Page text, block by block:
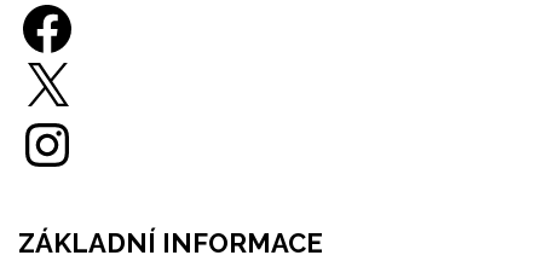
Facebook
Instagram
ZÁKLADNÍ INFORMACE